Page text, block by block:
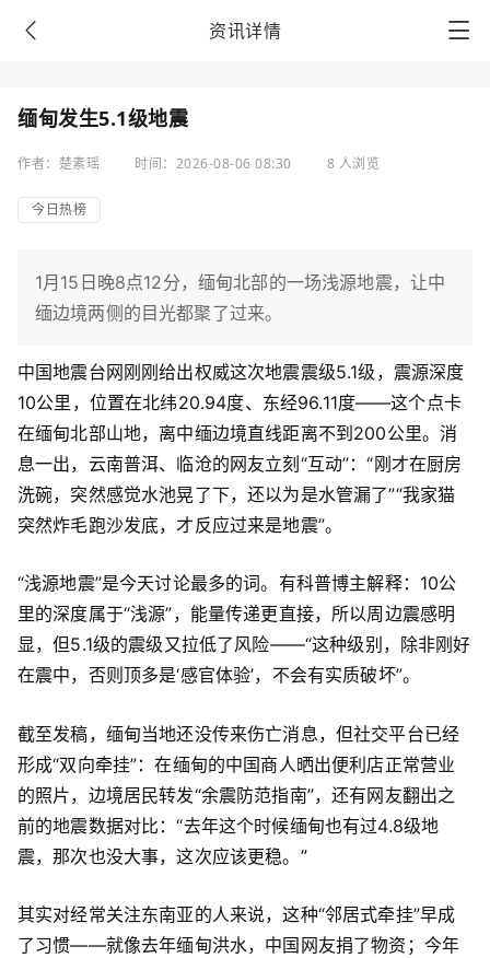
资讯详情
缅甸发生5.1级地震
作者：楚素瑶 时间：2026-08-06 08:30 8 人浏览
今日热榜
1月15日晚8点12分，缅甸北部的一场浅源地震，让中
缅边境两侧的目光都聚了过来。
中国地震台网刚刚给出权威这次地震震级5.1级，震源深度
10公里，位置在北纬20.94度、东经96.11度——这个点卡
在缅甸北部山地，离中缅边境直线距离不到200公里。消
息一出，云南普洱、临沧的网友立刻“互动”：“刚才在厨房
洗碗，突然感觉水池晃了下，还以为是水管漏了”“我家猫
突然炸毛跑沙发底，才反应过来是地震”。
“浅源地震”是今天讨论最多的词。有科普博主解释：10公
里的深度属于“浅源”，能量传递更直接，所以周边震感明
显，但5.1级的震级又拉低了风险——“这种级别，除非刚好
在震中，否则顶多是‘感官体验’，不会有实质破坏”。
截至发稿，缅甸当地还没传来伤亡消息，但社交平台已经
形成“双向牵挂”：在缅甸的中国商人晒出便利店正常营业
的照片，边境居民转发“余震防范指南”，还有网友翻出之
前的地震数据对比：“去年这个时候缅甸也有过4.8级地
震，那次也没大事，这次应该更稳。”
其实对经常关注东南亚的人来说，这种“邻居式牵挂”早成
了习惯——就像去年缅甸洪水，中国网友捐了物资；今年